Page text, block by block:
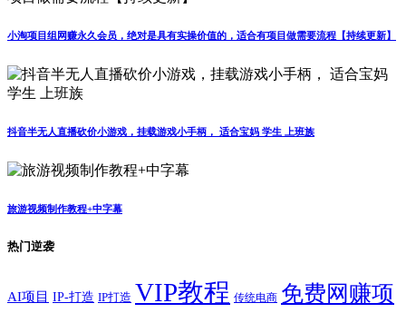
小淘项目组网赚永久会员，绝对是具有实操价值的，适合有项目做需要流程【持续更新】
抖音半无人直播砍价小游戏，挂载游戏小手柄， 适合宝妈 学生 上班族
旅游视频制作教程+中字幕
热门逆袭
AI项目 IP-打造 IP打造 VIP教程 传统电商 免费网赚项